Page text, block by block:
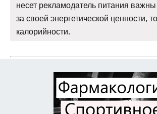
несет рекламодатель питания важны
за своей энергетической ценности,
калорийности.